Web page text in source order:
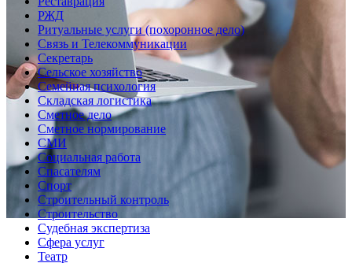
РЖД
Ритуальные услуги (похоронное дело)
Связь и Телекоммуникации
Секретарь
Сельское хозяйство
Семейная психология
Складская логистика
Сметное дело
Сметное нормирование
СМИ
Социальная работа
Спасателям
Спорт
Строительный контроль
Строительство
Судебная экспертиза
Сфера услуг
Театр